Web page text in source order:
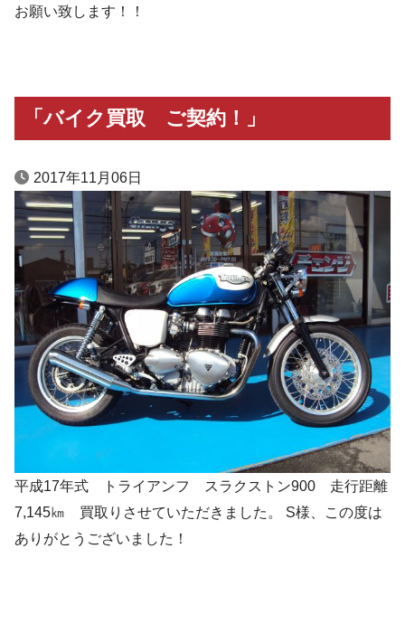
お願い致します！！
「バイク買取 ご契約！」
2017年11月06日
平成17年式 トライアンフ スラクストン900 走行距離
7,145㎞ 買取りさせていただきました。 S様、この度は
ありがとうございました！